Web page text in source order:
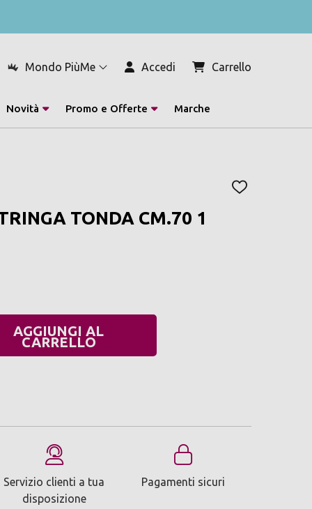
Mondo PiùMe Accedi Carrello
Novità Promo e Offerte Marche
AGGIUNGI
TONDA CM.70 1
AGGIUNGI AL
CARRELLO
Servizio clienti a tua
disposizione
Pagamenti sicuri